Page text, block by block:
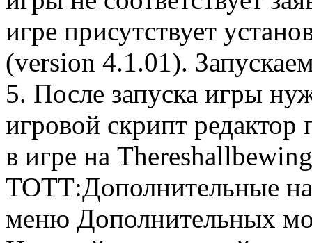
игре присутствует
(version 4.1.01).
5. После запуска игры
игровой скрипт
в игре на
ТОТТ:Дополнительные
меню Дополнительных